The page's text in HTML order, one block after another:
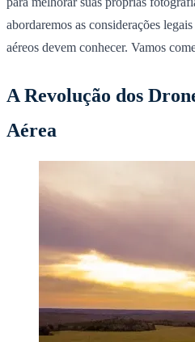
abordaremos as considerações
aéreos devem conhecer. Vamos
A Revolução dos
Aérea